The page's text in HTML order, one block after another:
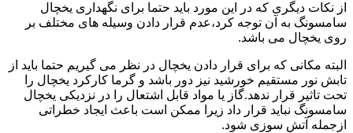
از نکات دیگری که در این مورد باید حتما برای نگهداری یخچال
سامسونگ به آن توجه کرد،عدم قرار دادن وسیله های مختلف بر
روی یخچال می باشد.
البته مکانی که برای قرار دادن یخچال در نظر می گیریم حتما باید از
تابش نور مستقیم خورشید نیز دور باشد و گرما کارکرد یخچال را
تحت تاثیر قرار ندهد.گاز یا مواد قابل اشتعال را در نزدیکی یخچال
سامسونگ نباید قرار داد زیرا ممکن است باعث ایجاد خطراتی
ازجمله آتش سوزی شود.